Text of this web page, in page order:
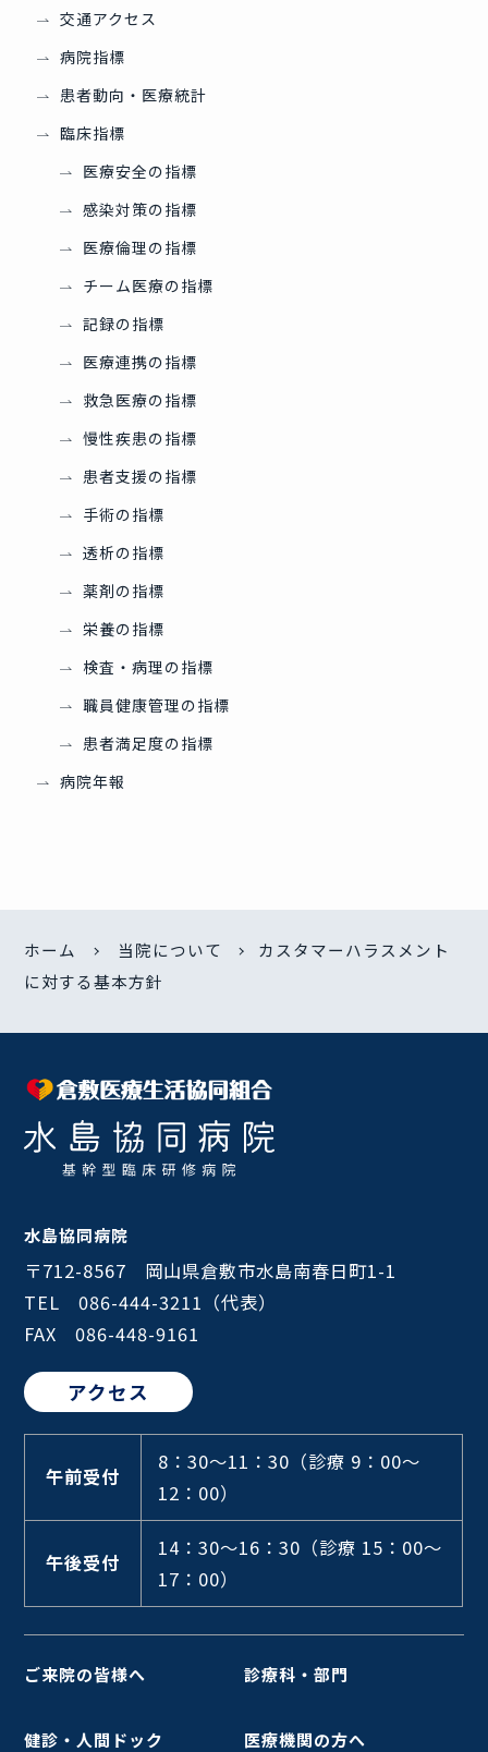
交通アクセス
病院指標
患者動向・医療統計
臨床指標
医療安全の指標
感染対策の指標
医療倫理の指標
チーム医療の指標
記録の指標
医療連携の指標
救急医療の指標
慢性疾患の指標
患者支援の指標
手術の指標
透析の指標
薬剤の指標
栄養の指標
検査・病理の指標
職員健康管理の指標
患者満足度の指標
病院年報
ホーム 当院について
カスタマーハラスメント
に対する基本方針
水島協同病院
〒712-8567 岡山県倉敷市水島南春日町1-1
TEL 086-444-3211（代表）
FAX 086-448-9161
アクセス
午前受付
8：30～11：30 （診療 9：00～
12：00）
午後受付
14：30～16：30 （診療 15：00～
17：00）
ご来院の皆様へ 診療科・部門
健診・人間ドック 医療機関の方へ